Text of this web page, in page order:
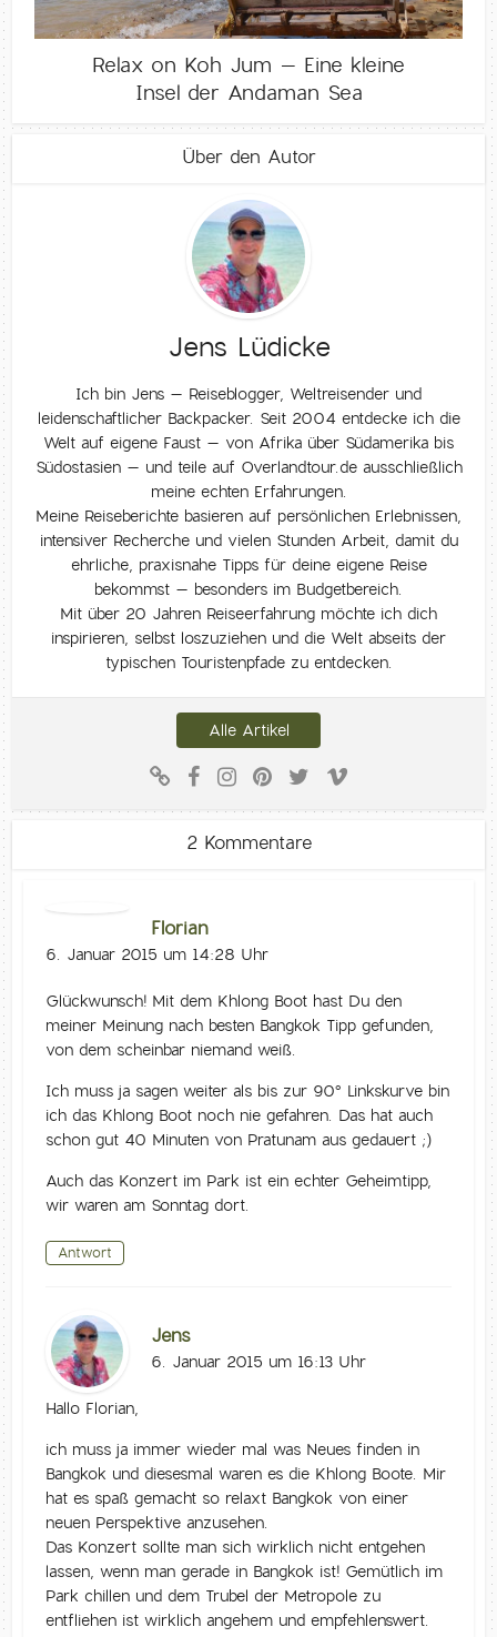
Relax on Koh Jum – Eine kleine
Insel der Andaman Sea
Über den Autor
Jens Lüdicke
Ich bin Jens – Reiseblogger, Weltreisender und
leidenschaftlicher Backpacker. Seit 2004 entdecke ich die
Welt auf eigene Faust – von Afrika über Südamerika bis
Südostasien – und teile auf Overlandtour.de ausschließlich
meine echten Erfahrungen.
Meine Reiseberichte basieren auf persönlichen Erlebnissen,
intensiver Recherche und vielen Stunden Arbeit, damit du
ehrliche, praxisnahe Tipps für deine eigene Reise
bekommst – besonders im Budgetbereich.
Mit über 20 Jahren Reiseerfahrung möchte ich dich
inspirieren, selbst loszuziehen und die Welt abseits der
typischen Touristenpfade zu entdecken.
Alle Artikel
2 Kommentare
Florian
6. Januar 2015 um 14:28 Uhr
Glückwunsch! Mit dem Khlong Boot hast Du den
meiner Meinung nach besten Bangkok Tipp gefunden,
von dem scheinbar niemand weiß.
Ich muss ja sagen weiter als bis zur 90° Linkskurve bin
ich das Khlong Boot noch nie gefahren. Das hat auch
schon gut 40 Minuten von Pratunam aus gedauert ;)
Auch das Konzert im Park ist ein echter Geheimtipp,
wir waren am Sonntag dort.
Antwort
Jens
6. Januar 2015 um 16:13 Uhr
Hallo Florian,
ich muss ja immer wieder mal was Neues finden in
Bangkok und diesesmal waren es die Khlong Boote. Mir
hat es spaß gemacht so relaxt Bangkok von einer
neuen Perspektive anzusehen.
Das Konzert sollte man sich wirklich nicht entgehen
lassen, wenn man gerade in Bangkok ist! Gemütlich im
Park chillen und dem Trubel der Metropole zu
entfliehen ist wirklich angehem und empfehlenswert.